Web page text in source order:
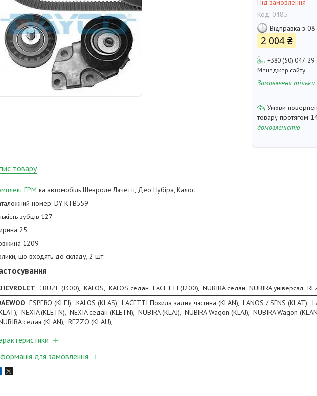
Під замовлення
Код: 0485
Відправка з
2 004 ₴
+380 (50) 047-
Менеджер сайту
Замовлення
товару протягом
домовленістю
товару
ГРМ на автомобіль Шевроле Лачетті, Део Нубіра, Калос
номер: DY KTB559
зубців 127
25
1209
що входять до складу, 2 шт.
CRUZE (J300), KALOS, KALOS седан LACETTI (J200), NUBIRA седан NUBIRA універсал
ESPERO (KLEJ), KALOS (KLAS), LACETTI Похила задня частина (KLAN), LANOS / SENS (KLAT),
NEXIA (KLETN), NEXIA седан (KLETN), NUBIRA (KLAJ), NUBIRA Wagon (KLAJ), NUBIRA Wagon
седан (KLAN), REZZO (KLAU),
для замовлення